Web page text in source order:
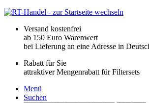
Versand kostenfrei
ab 150 Euro Warenwert
bei Lieferung an eine Adresse in
Rabatt für Sie
attraktiver Mengenrabatt für Filtersets
Menü
Suchen